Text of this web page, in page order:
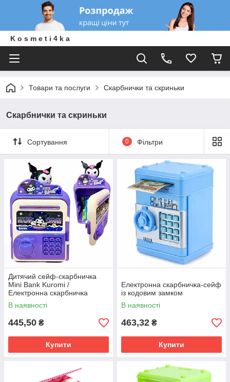
K o s m e t i 4 k a
Товари та послуги Скарбнички та скриньки
Скарбнички та скриньки
Сортування 0 Фільтри
Дитячий сейф-скарбничка
Mini Bank Kuromi /
Електронна скарбничка
В наявності
445,50 ₴
Купити
Електронна скарбничка-сейф
із кодовим замком
В наявності
463,32 ₴
Купити